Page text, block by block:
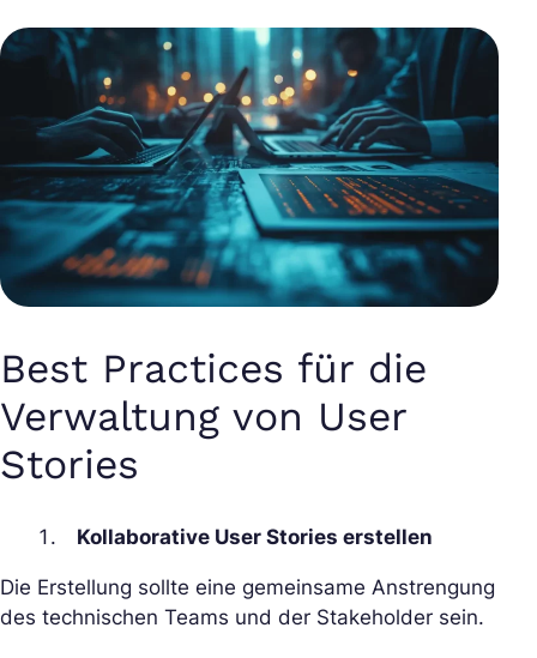
Best Practices für die
Verwaltung von User
Stories
Kollaborative User Stories erstellen
Die Erstellung sollte eine gemeinsame Anstrengung
des technischen Teams und der Stakeholder sein.